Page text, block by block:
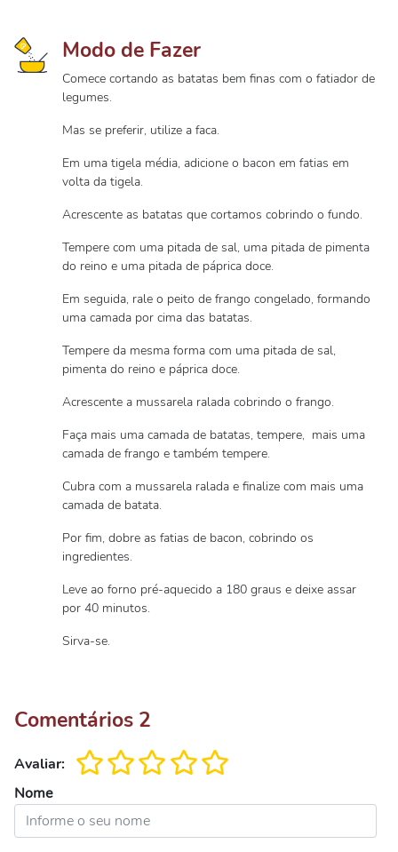
Modo de Fazer
Comece cortando as batatas bem finas com o fatiador de
legumes.
Mas se preferir, utilize a faca.
Em uma tigela média, adicione o bacon em fatias em
volta da tigela.
Acrescente as batatas que cortamos cobrindo o fundo.
Tempere com uma pitada de sal, uma pitada de pimenta
do reino e uma pitada de páprica doce.
Em seguida, rale o peito de frango congelado, formando
uma camada por cima das batatas.
Tempere da mesma forma com uma pitada de sal,
pimenta do reino e páprica doce.
Acrescente a mussarela ralada cobrindo o frango.
Faça mais uma camada de batatas, tempere, mais uma
camada de frango e também tempere.
Cubra com a mussarela ralada e finalize com mais uma
camada de batata.
Por fim, dobre as fatias de bacon, cobrindo os
ingredientes.
Leve ao forno pré-aquecido a 180 graus e deixe assar
por 40 minutos.
Sirva-se.
Comentários 2
Avaliar:
Nome